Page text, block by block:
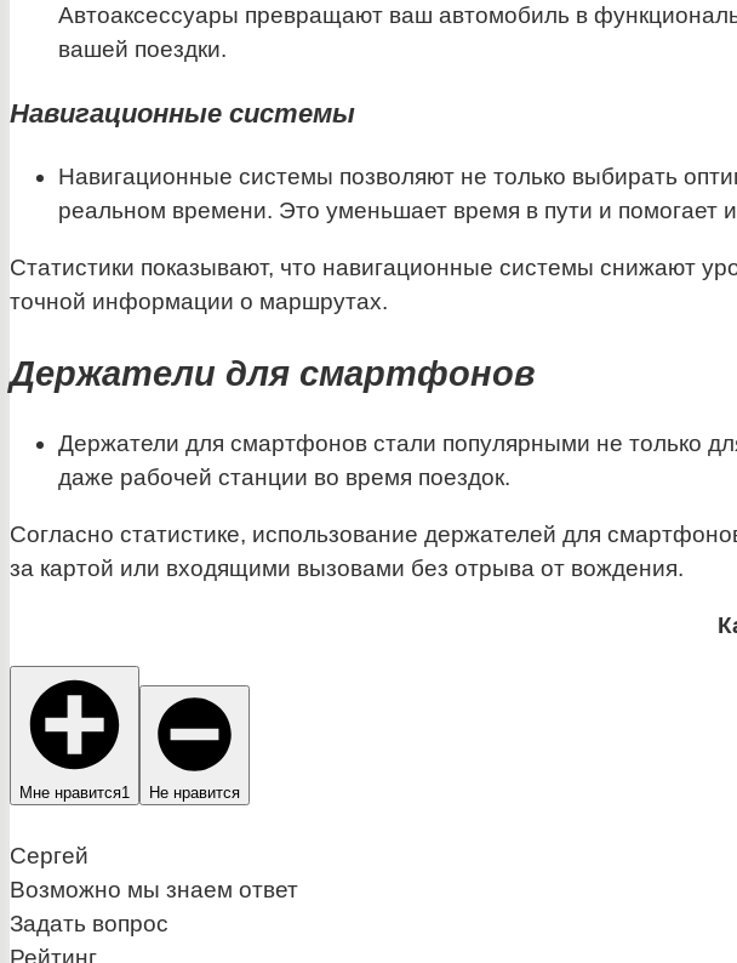
Автоаксессуары превращают ваш автомобиль в
вашей поездки.
Навигационные системы
Навигационные системы позволяют не только выбирать
реальном времени. Это уменьшает время в пути и помогает
Статистики показывают, что навигационные системы снижают
точной информации о маршрутах.
Держатели для смартфонов
Держатели для смартфонов стали популярными не только
даже рабочей станции во время поездок.
Согласно статистике, использование держателей для
за картой или входящими вызовами без отрыва от вождения.
Мне нравится1 Не нравится
Сергей
Возможно мы знаем ответ
Задать вопрос
Рейтинг